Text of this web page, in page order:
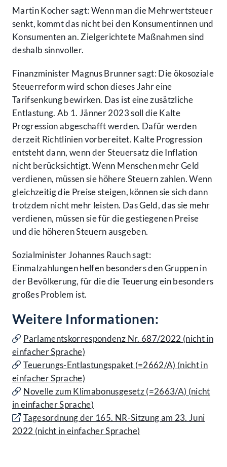
Martin Kocher sagt: Wenn man die Mehrwertsteuer
senkt, kommt das nicht bei den Konsumentinnen und
Konsumenten an. Zielgerichtete Maßnahmen sind
deshalb sinnvoller.
Finanzminister Magnus Brunner sagt: Die ökosoziale
Steuerreform wird schon dieses Jahr eine
Tarifsenkung bewirken. Das ist eine zusätzliche
Entlastung. Ab 1. Jänner 2023 soll die Kalte
Progression abgeschafft werden. Dafür werden
derzeit Richtlinien vorbereitet. Kalte Progression
entsteht dann, wenn der Steuersatz die Inflation
nicht berücksichtigt. Wenn Menschen mehr Geld
verdienen, müssen sie höhere Steuern zahlen. Wenn
gleichzeitig die Preise steigen, können sie sich dann
trotzdem nicht mehr leisten. Das Geld, das sie mehr
verdienen, müssen sie für die gestiegenen Preise
und die höheren Steuern ausgeben.
Sozialminister Johannes Rauch sagt:
Einmalzahlungen helfen besonders den Gruppen in
der Bevölkerung, für die die Teuerung ein besonders
großes Problem ist.
Weitere Informationen:
Parlamentskorrespondenz Nr. 687/2022 (nicht in
einfacher Sprache)
Teuerungs-Entlastungspaket (=2662/A) (nicht in
einfacher Sprache)
Novelle zum Klimabonusgesetz (=2663/A) (nicht
in einfacher Sprache)
Tagesordnung der 165. NR-Sitzung am 23. Juni
2022 (nicht in einfacher Sprache)